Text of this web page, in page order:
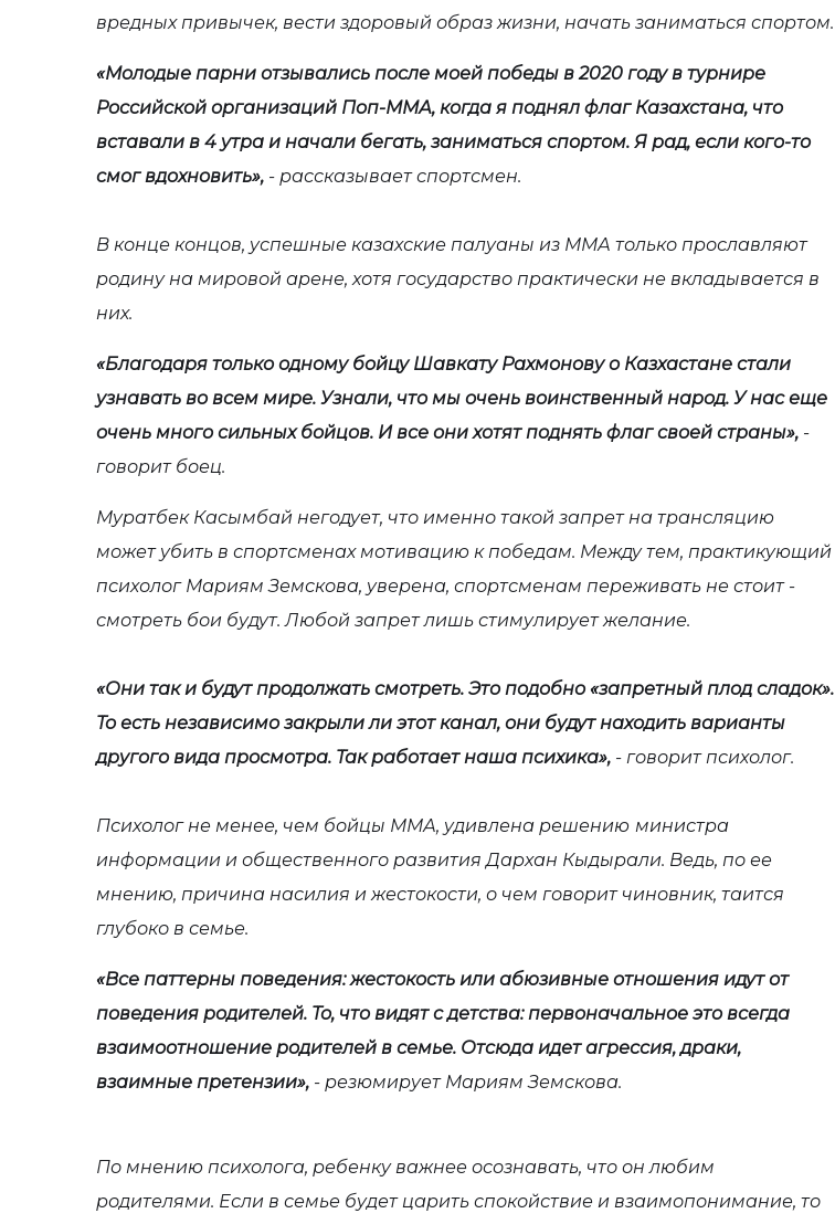
вредных привычек, вести здоровый образ жизни, начать заниматься спортом.
«Молодые парни отзывались после моей победы в 2020 году в турнире
Российской организаций Поп-ММА, когда я поднял флаг Казахстана, что
вставали в 4 утра и начали бегать, заниматься спортом. Я рад, если кого-то
смог вдохновить», - рассказывает спортсмен.
В конце концов, успешные казахские палуаны из ММА только прославляют
родину на мировой арене, хотя государство практически не вкладывается в
них.
«Благодаря только одному бойцу Шавкату Рахмонову о Казхастане стали
узнавать во всем мире. Узнали, что мы очень воинственный народ. У нас еще
очень много сильных бойцов. И все они хотят поднять флаг своей страны», -
говорит боец.
Муратбек Касымбай негодует, что именно такой запрет на трансляцию
может убить в спортсменах мотивацию к победам. Между тем, практикующий
психолог Мариям Земскова, уверена, спортсменам переживать не стоит -
смотреть бои будут. Любой запрет лишь стимулирует желание.
«Они так и будут продолжать смотреть. Это подобно «запретный плод сладок».
То есть независимо закрыли ли этот канал, они будут находить варианты
другого вида просмотра. Так работает наша психика», - говорит психолог.
Психолог не менее, чем бойцы ММА, удивлена решению министра
информации и общественного развития Дархан Кыдырали. Ведь, по ее
мнению, причина насилия и жестокости, о чем говорит чиновник, таится
глубоко в семье.
«Все паттерны поведения: жестокость или абюзивные отношения идут от
поведения родителей. То, что видят с детства: первоначальное это всегда
взаимоотношение родителей в семье. Отсюда идет агрессия, драки,
взаимные претензии», - резюмирует Мариям Земскова.
По мнению психолога, ребенку важнее осознавать, что он любим
родителями. Если в семье будет царить спокойствие и взаимопонимание, то